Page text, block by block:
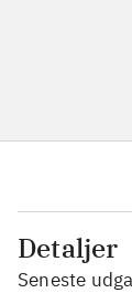
Detaljer
Seneste